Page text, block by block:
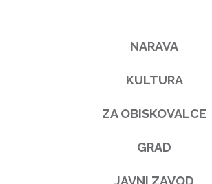
NARAVA
KULTURA
ZA OBISKOVALCE
GRAD
JAVNI ZAVOD